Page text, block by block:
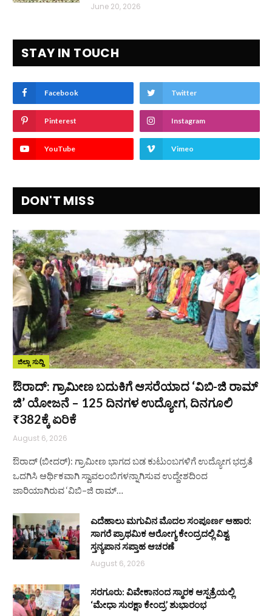
June 20, 2026
STAY IN TOUCH
Facebook Twitter
Pinterest Instagram
YouTube Vimeo
DON'T MISS
ಜಿಲ್ಲಾ ಸುದ್ದಿ
ಔರಾದ್: ಗ್ರಾಮೀಣ ಬದುಕಿಗೆ ಆಸರೆಯಾದ ‘ವಿಬಿ-ಜಿ ರಾಮ್
ಜಿ’ ಯೋಜನೆ – 125 ದಿನಗಳ ಉದ್ಯೋಗ, ದಿನಗೂಲಿ
₹382ಕ್ಕೆ ಏರಿಕೆ
August 6, 2026
ಔರಾದ್ (ಬೀದರ್): ಗ್ರಾಮೀಣ ಭಾಗದ ಬಡ ಕುಟುಂಬಗಳಿಗೆ ಉದ್ಯೋಗ ಭದ್ರತೆ
ಒದಗಿಸಿ ಆರ್ಥಿಕವಾಗಿ ಸ್ವಾವಲಂಬಿಗಳನ್ನಾಗಿಸುವ ಉದ್ದೇಶದಿಂದ
ಜಾರಿಯಾಗಿರುವ ‘ವಿಬಿ–ಜಿ ರಾಮ್…
ಎದೆಹಾಲು ಮಗುವಿನ ಮೊದಲ ಸಂಪೂರ್ಣ ಆಹಾರ:
ಸಾಗರೆ ಪ್ರಾಥಮಿಕ ಆರೋಗ್ಯ ಕೇಂದ್ರದಲ್ಲಿ ವಿಶ್ವ
ಸ್ತನ್ಯಪಾನ ಸಪ್ತಾಹ ಆಚರಣೆ
August 6, 2026
ಸರಗೂರು: ವಿವೇಕಾನಂದ ಸ್ಮಾರಕ ಆಸ್ಪತ್ರೆಯಲ್ಲಿ
‘ಮೇಧಾ ಸುರಕ್ಷಾ ಕೇಂದ್ರ’ ಶುಭಾರಂಭ